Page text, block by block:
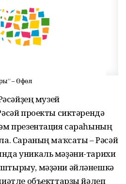
– Өфөлә
музей
проекты сиктәрендә
презентация сараһының
Сараның маҡсаты – Рәсәй
уникаль мәҙәни-тарихи
мәҙәни әйләнешкә
объекттарҙы йәлеп